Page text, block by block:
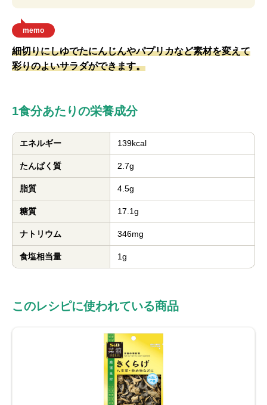
memo
細切りにしゆでたにんじんやパプリカなど素材を変えて
彩りのよいサラダができます。
1食分あたりの栄養成分
エネルギー 139kcal
たんぱく質 2.7g
脂質 4.5g
糖質 17.1g
ナトリウム 346mg
食塩相当量 1g
このレシピに使われている商品